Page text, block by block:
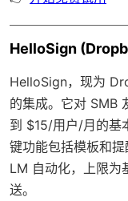
HelloSign
HelloSign，现为
的集成。它对 SMB
到 $15/用户/月的基
键功能包括模板和
LM 自动化，上限为
送。